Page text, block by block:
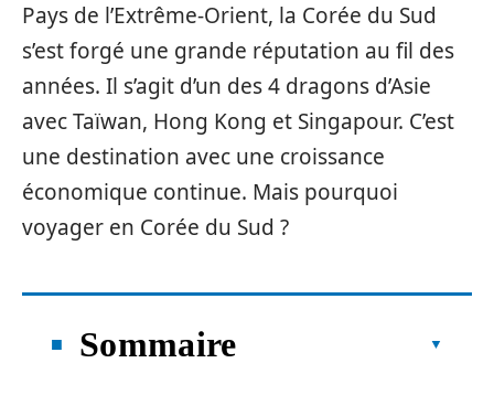
Pays de l’Extrême-Orient, la Corée du Sud
s’est forgé une grande réputation au fil des
années. Il s’agit d’un des 4 dragons d’Asie
avec Taïwan, Hong Kong et Singapour. C’est
une destination avec une croissance
économique continue. Mais pourquoi
voyager en Corée du Sud ?
Sommaire